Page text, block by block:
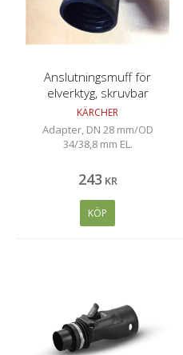
Anslutningsmuff för
elverktyg, skruvbar
KÄRCHER
Adapter, DN 28 mm/OD
34/38,8 mm EL.
243 KR
KÖP